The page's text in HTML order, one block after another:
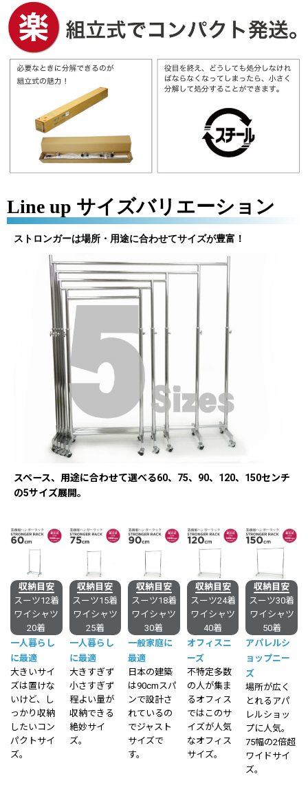
Line up サイズバリエーション
ストロンガーは場所・用途に合わせてサイズが豊富！
スペース、用途に合わせて選べる60、75、90、120、150センチ
の5サイズ展開。
収納目安
スーツ12着
ワイシャツ
20着
一人暮らし
に最適
大きいサイ
ズは置けな
いけど、し
っかり収納
したいコン
パクトサイ
ズ。
収納目安
スーツ15着
ワイシャツ
25着
一人暮らし
に最適
大きすぎず
小さすぎず
程よい量が
収納できる
絶妙サイ
ズ。
収納目安
スーツ18着
ワイシャツ
30着
一般家庭に
最適
日本の建築
は90cmスパ
ンで設計さ
れているの
でジャスト
サイズで
す。
収納目安
スーツ24着
ワイシャツ
40着
オフィスニ
ーズ
不特定多数
の人が集ま
るオフィス
ではこのサ
イズが人気
なオフィス
サイズ。
収納目安
スーツ30着
ワイシャツ
50着
アパレルシ
ョップニー
ズ
場所が広く
とれるアパ
レルショッ
プに人気。
75幅の2倍超
ワイドサイ
ズ。